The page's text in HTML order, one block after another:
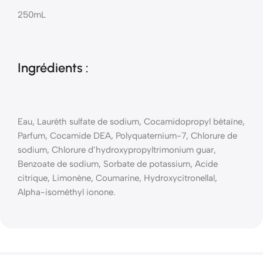
250mL
Ingrédients :
Eau, Lauréth sulfate de sodium, Cocamidopropyl bétaïne,
Parfum, Cocamide DEA, Polyquaternium-7, Chlorure de
sodium, Chlorure d’hydroxypropyltrimonium guar,
Benzoate de sodium, Sorbate de potassium, Acide
citrique, Limonène, Coumarine, Hydroxycitronellal,
Alpha-isométhyl ionone.